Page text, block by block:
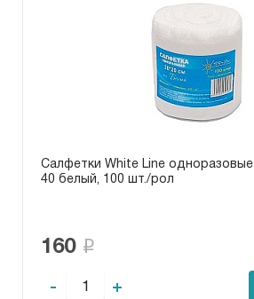
Салфетки White Line одноразовые
40 белый, 100 шт./рол
160
- +